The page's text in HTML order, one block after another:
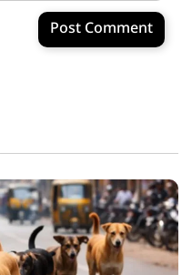
Post Comment